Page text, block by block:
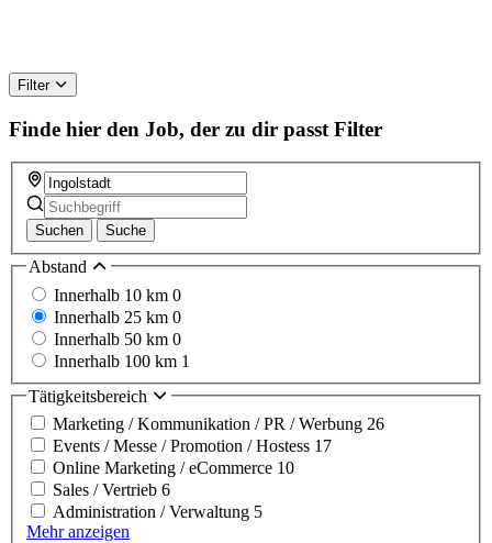
Filter
Finde hier den Job, der zu dir passt Filter
Suchen Suche
Abstand
Innerhalb 10 km 0
Innerhalb 25 km 0
Innerhalb 50 km 0
Innerhalb 100 km 1
Tätigkeitsbereich
Marketing / Kommunikation / PR / Werbung 26
Events / Messe / Promotion / Hostess 17
Online Marketing / eCommerce 10
Sales / Vertrieb 6
Administration / Verwaltung 5
Mehr anzeigen